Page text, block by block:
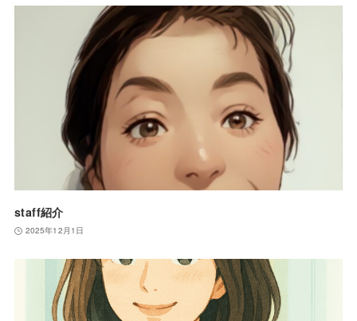
staff紹介
2025年12月1日